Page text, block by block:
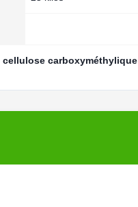
cellulose carboxyméthylique